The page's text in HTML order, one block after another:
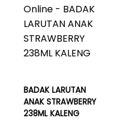
BADAK LARUTAN
ANAK STRAWBERRY
238ML KALENG